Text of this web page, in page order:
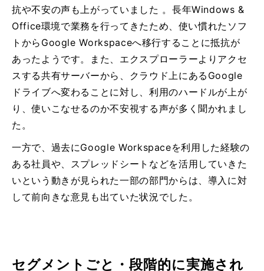
抗や不安の声も上がっていました 。長年Windows &
Office環境で業務を行ってきたため、使い慣れたソフ
トからGoogle Workspaceへ移行することに抵抗が
あったようです。また、エクスプローラーよりアクセ
スする共有サーバーから、クラウド上にあるGoogle
ドライブへ変わることに対し、利用のハードルが上が
り、使いこなせるのか不安視する声が多く聞かれまし
た。
一方で、過去にGoogle Workspaceを利用した経験の
ある社員や、スプレッドシートなどを活用していきた
いという動きが見られた一部の部門からは、導入に対
して前向きな意見も出ていた状況でした。
セグメントごと・段階的に実施され